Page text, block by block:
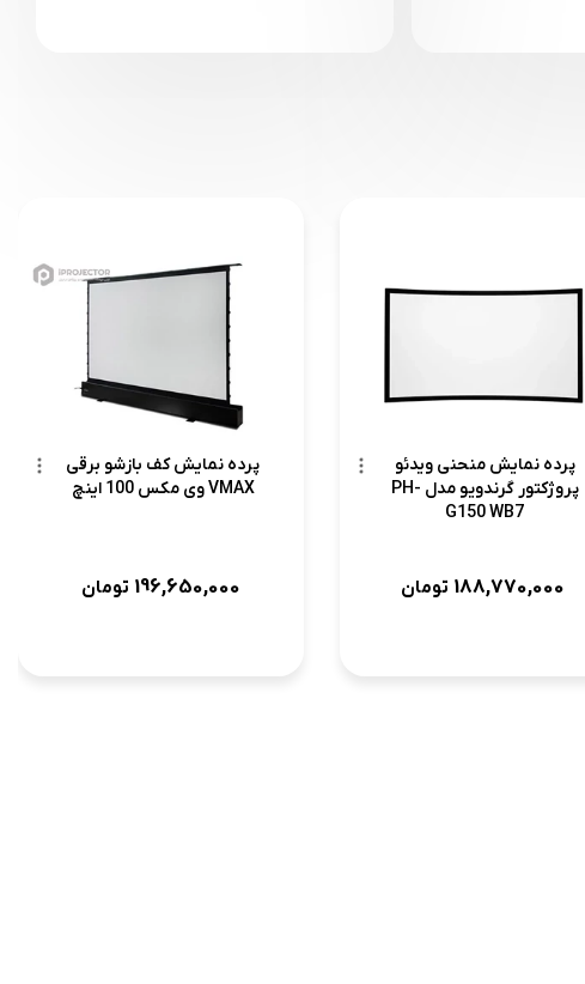
پرده نمایش منحنی ویدئو
پروژکتور گرندویو مدل PH-
G150 WB7
188,770,000 تومان
پرده نمایش کف بازشو برقی
VMAX وی مکس 100 اینچ
196,650,000 تومان